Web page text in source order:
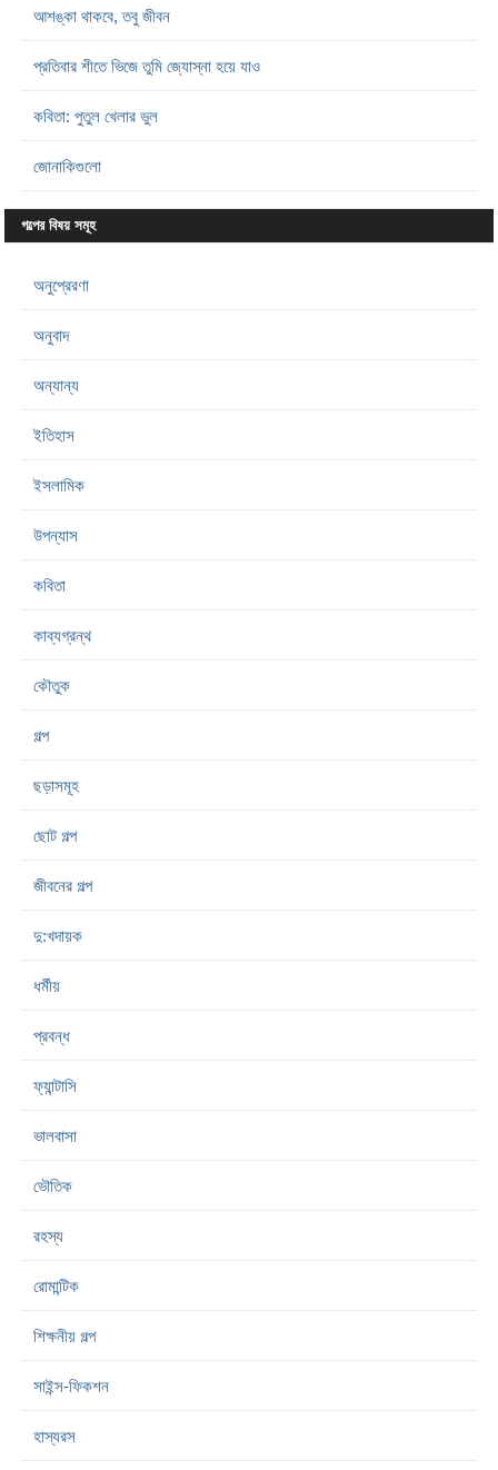
আশঙ্কা থাকবে, তবু জীবন
প্রতিবার শীতে ভিজে তুমি জ্যোস্না হয়ে যাও
কবিতা: পুতুল খেলার ভুল
জোনাকিগুলো
গল্পের বিষয় সমূহ
অনুপ্রেরণা
অনুবাদ
অন্যান্য
ইতিহাস
ইসলামিক
উপন্যাস
কবিতা
কাব্যগ্রন্থ
কৌতুক
গল্প
ছড়াসমূহ
ছোট গল্প
জীবনের গল্প
দু:খদায়ক
ধর্মীয়
প্রবন্ধ
ফ্যান্টাসি
ভালবাসা
ভৌতিক
রহস্য
রোমান্টিক
শিক্ষনীয় গল্প
সাইন্স-ফিকশন
হাস্যরস